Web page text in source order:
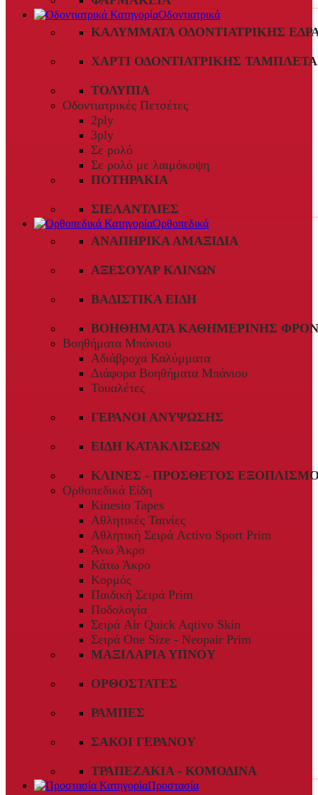
Οδοντιατρικά
ΚΑΛΎΜΜΑΤΑ ΟΔΟΝΤΙΑΤΡΙΚΉΣ
ΧΑΡΤΊ ΟΔΟΝΤΙΑΤΡΙΚΉΣ
ΤΟΛΎΠΙΑ
Οδοντιατρικές Πετσέτες
2ply
3ply
Σε ρολό
Σε ρολό με λαιμόκοψη
ΠΟΤΗΡΆΚΙΑ
ΣΙΕΛΑΝΤΛΊΕΣ
Ορθοπεδικά
ΑΝΑΠΗΡΙΚΆ ΑΜΑΞΊΔΙΑ
ΑΞΕΣΟΥΆΡ ΚΛΙΝΏΝ
ΒΑΔΙΣΤΙΚΆ ΕΊΔΗ
ΒΟΗΘΉΜΑΤΑ ΚΑΘΗΜΕΡΙΝΉΣ
Βοηθήματα Μπάνιου
Αδιάβροχα Καλύμματα
Διάφορα Βοηθήματα Μπάνιου
Τουαλέτες
ΓΕΡΑΝΟΊ ΑΝΎΨΩΣΗΣ
ΕΊΔΗ ΚΑΤΑΚΛΊΣΕΩΝ
ΚΛΊΝΕΣ - ΠΡΌΣΘΕΤΟΣ
Ορθοπεδικά Είδη
Kinesio Tapes
Αθλητικές Ταινίες
Αθλητική Σειρά Activo Sport Prim
Άνω Άκρο
Κάτω Άκρο
Κορμός
Παιδική Σειρά Prim
Ποδολογία
Σειρά Air Quick Aqtivo Skin
Σειρά One Size - Neopair Prim
ΜΑΞΙΛΆΡΙΑ ΎΠΝΟΥ
ΟΡΘΟΣΤΆΤΕΣ
ΡΆΜΠΕΣ
ΣΆΚΟΙ ΓΕΡΑΝΟΎ
ΤΡΑΠΕΖΆΚΙΑ - ΚΟΜΟΔΊΝΑ
Προστασία